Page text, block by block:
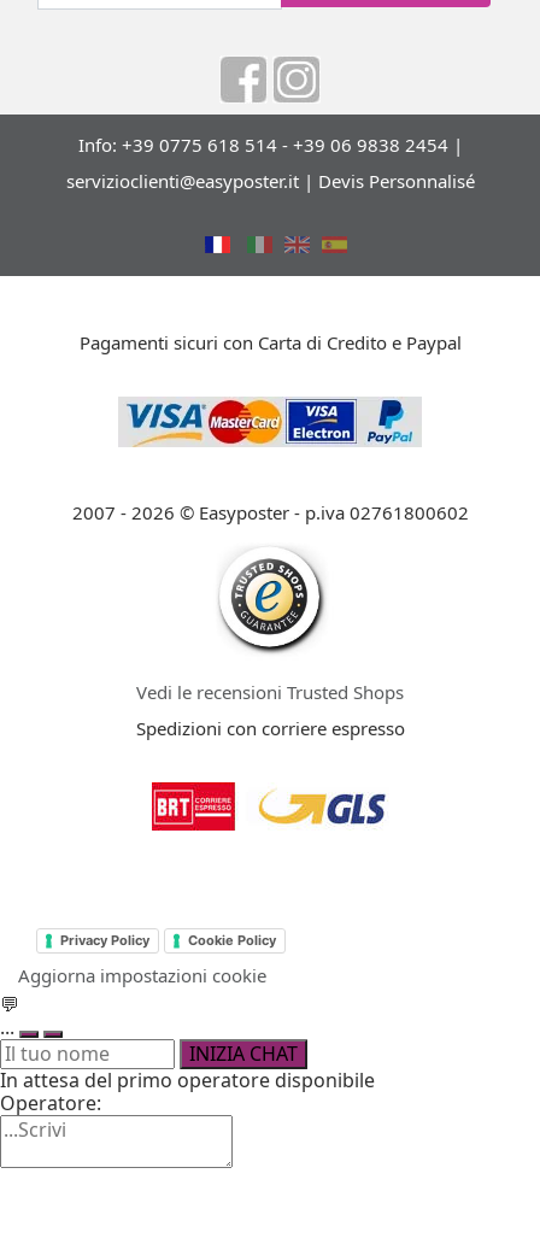
Info: +39 0775 618 514 - +39 06 9838 2454 |
servizioclienti@easyposter.it| Devis Personnalisé
Pagamenti sicuri con Carta di Credito e Paypal
2007 - 2026 © Easyposter - p.iva 02761800602
Vedi le recensioni Trusted Shops
Spedizioni con corriere espresso
Privacy Policy Cookie Policy
Aggiorna impostazioni cookie
💬
...
INIZIA CHAT
In attesa del primo operatore disponibile
Operatore: